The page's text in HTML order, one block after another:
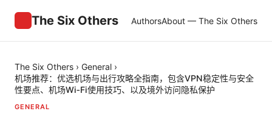
The Six Others AuthorsAbout — The Six Others
The Six Others › General ›
机场推荐：优选机场与出行攻略全指南，包含VPN稳定性与安全
性要点、机场Wi‑Fi使用技巧、以及境外访问隐私保护
GENERAL